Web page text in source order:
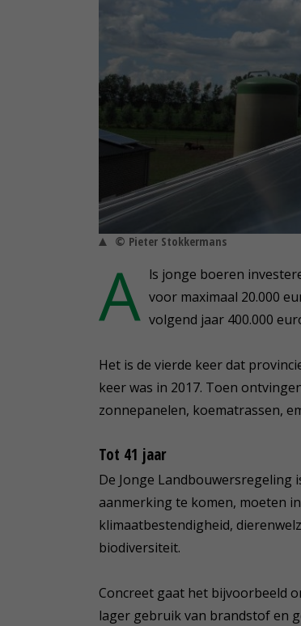
© Pieter Stokkermans
A ls jonge boeren
voor maximaal 20.000
volgend jaar 400.000
Het is de vierde keer dat
keer was in 2017. Toen
zonnepanelen, koematrassen,
Tot 41 jaar
De Jonge Landbouwersregeling
aanmerking te komen, moeten
klimaatbestendigheid,
biodiversiteit.
Concreet gaat het bijvoorbeeld
lager gebruik van brandstof en